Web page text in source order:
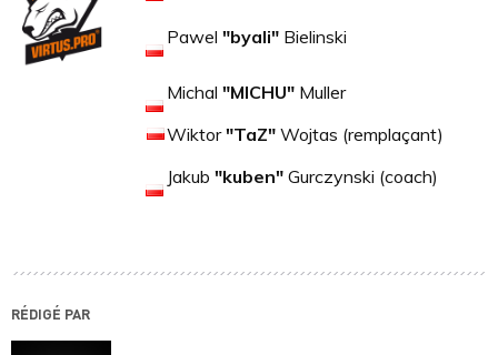
Pawel "byali" Bielinski
Michal "MICHU" Muller
Wiktor"TaZ" Wojtas (remplaçant)
Jakub "kuben" Gurczynski (coach)
RÉDIGÉ PAR